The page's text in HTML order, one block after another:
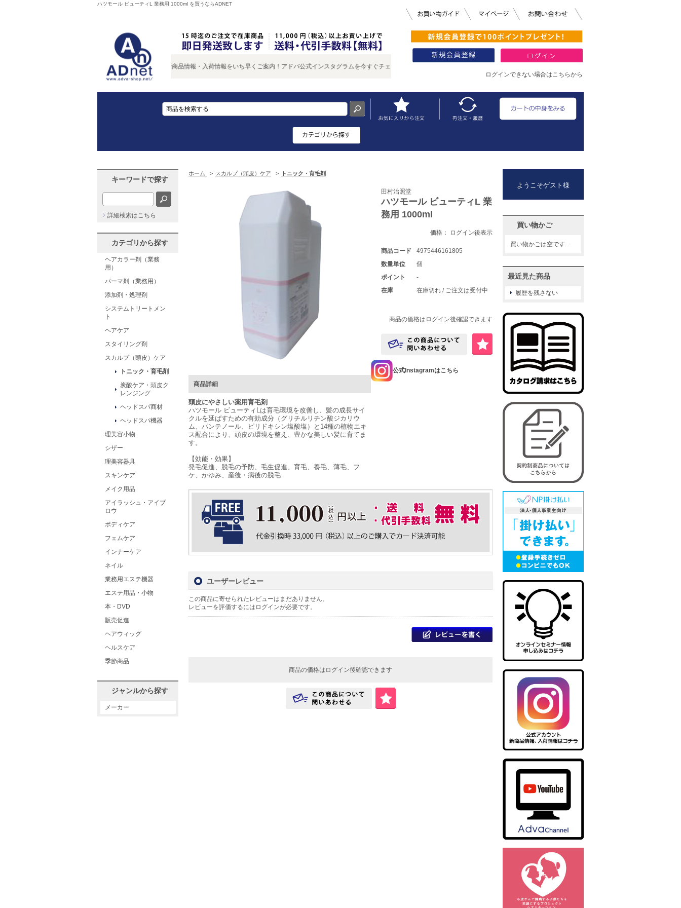
ハツモール ビューティL 業務用 1000ml を買うならADNET
新商品情報・入荷情報をいち早くご案内！アドバ公式インスタグラムを今すぐチェック♪
ログインできない場合はこちらから
ホーム > スカルプ（頭皮）ケア > トニック・育毛剤
商品詳細
頭皮にやさしい薬用育毛剤
ハツモール ビューティLは育毛環境を改善し、髪の成長サイ
クルを延ばすための有効成分（グリチルリチン酸ジカリウ
ム、パンテノール、ピリドキシン塩酸塩）と14種の植物エキ
ス配合により、頭皮の環境を整え、豊かな美しい髪に育てま
す。
【効能・効果】
発毛促進、脱毛の予防、毛生促進、育毛、養毛、薄毛、フ
ケ、かゆみ、産後・病後の脱毛
田村治照堂
ハツモール ビューティL 業
務用 1000ml
価格： ログイン後表示
商品コード
4975446161805
数量単位
個
ポイント
-
在庫
在庫切れ / ご注文は受付中
商品の価格はログイン後確認できます
公式Instagramはこちら
ユーザーレビュー
この商品に寄せられたレビューはまだありません。
レビューを評価するには ログインが必要です。
商品の価格はログイン後確認できます
キーワードで探す
詳細検索はこちら
カテゴリから探す
ヘアカラー剤（業務
用）
パーマ剤（業務用）
添加剤・処理剤
システムトリートメン
ト
ヘアケア
スタイリング剤
スカルプ（頭皮）ケア
トニック・育毛剤
炭酸ケア・頭皮ク
レンジング
ヘッドスパ商材
ヘッドスパ機器
理美容小物
シザー
理美容器具
スキンケア
メイク用品
アイラッシュ・アイブ
ロウ
ボディケア
フェムケア
インナーケア
ネイル
業務用エステ機器
エステ用品・小物
本・DVD
販売促進
ヘアウィッグ
ヘルスケア
季節商品
ジャンルから探す
メーカー
ようこそゲスト様
買い物かご
買い物かごは空です...
最近見た商品
履歴を残さない